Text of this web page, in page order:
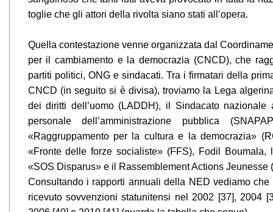
toglie che gli attori della rivolta siano stati all’opera.
Quella contestazione venne organizzata dal
per il cambiamento e la democrazia (CNCD), che
partiti politici, ONG e sindacati. Tra i firmatari della
CNCD (in seguito si è divisa), troviamo la Lega
dei diritti dell’uomo (LADDH), il Sindacato nazionale
personale dell’amministrazione pubblica
«Raggruppamento per la cultura e la democrazia»
«Fronte delle forze socialiste» (FFS), Fodil Boumala,
«SOS Disparus» e il Rassemblement Actions Jeunesse
Consultando i rapporti annuali della NED vediamo
ricevuto sovvenzioni statunitensi nel 2002 [37], 2004